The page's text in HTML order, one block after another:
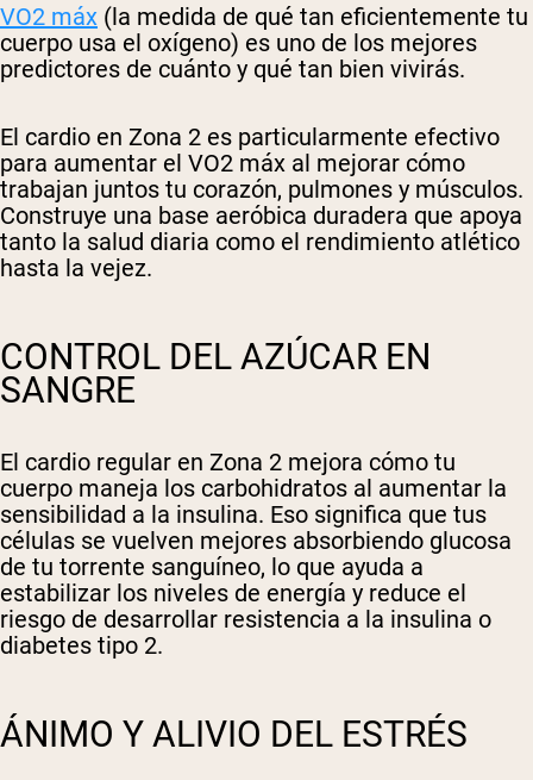
VO2 máx (la medida de qué tan eficientemente tu
cuerpo usa el oxígeno) es uno de los mejores
predictores de cuánto y qué tan bien vivirás.
El cardio en Zona 2 es particularmente efectivo
para aumentar el VO2 máx al mejorar cómo
trabajan juntos tu corazón, pulmones y músculos.
Construye una base aeróbica duradera que apoya
tanto la salud diaria como el rendimiento atlético
hasta la vejez.
CONTROL DEL AZÚCAR EN
SANGRE
El cardio regular en Zona 2 mejora cómo tu
cuerpo maneja los carbohidratos al aumentar la
sensibilidad a la insulina. Eso significa que tus
células se vuelven mejores absorbiendo glucosa
de tu torrente sanguíneo, lo que ayuda a
estabilizar los niveles de energía y reduce el
riesgo de desarrollar resistencia a la insulina o
diabetes tipo 2.
ÁNIMO Y ALIVIO DEL ESTRÉS